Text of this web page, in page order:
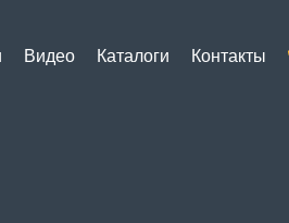
Видео Каталоги Контакты